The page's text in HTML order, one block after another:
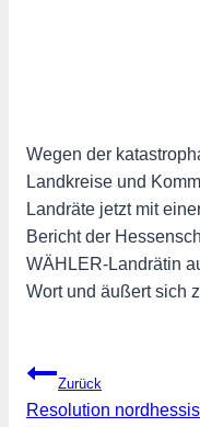
Wegen der
Landkreise und
Landräte jetzt mit
Bericht der
WÄHLER-Landrätin
Wort und äußert sich
Zurück
Resolution